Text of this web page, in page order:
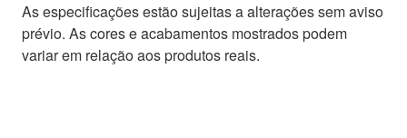
As especificações estão sujeitas a alterações sem aviso
prévio. As cores e acabamentos mostrados podem
variar em relação aos produtos reais.